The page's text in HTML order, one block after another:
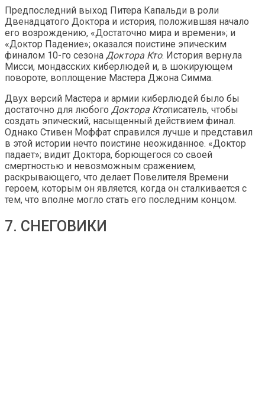
Предпоследний выход Питера Капальди в роли
Двенадцатого Доктора и история, положившая начало
его возрождению, «Достаточно мира и времени»; и
«Доктор Падение»; оказался поистине эпическим
финалом 10-го сезона Доктора Кто. История вернула
Мисси, мондасских киберлюдей и, в шокирующем
повороте, воплощение Мастера Джона Симма.
Двух версий Мастера и армии киберлюдей было бы
достаточно для любого Доктора Ктописатель, чтобы
создать эпический, насыщенный действием финал.
Однако Стивен Моффат справился лучше и представил
в этой истории нечто поистине неожиданное. «Доктор
падает»; видит Доктора, борющегося со своей
смертностью и невозможным сражением,
раскрывающего, что делает Повелителя Времени
героем, которым он является, когда он сталкивается с
тем, что вполне могло стать его последним концом.
7. СНЕГОВИКИ